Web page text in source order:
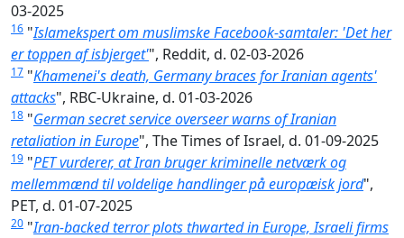
03-2025
16 "Islamekspert om muslimske Facebook-samtaler: 'Det her
er toppen af isbjerget'", Reddit, d. 02-03-2026
17 "Khamenei's death, Germany braces for Iranian agents'
attacks", RBC-Ukraine, d. 01-03-2026
18 "German secret service overseer warns of Iranian
retaliation in Europe", The Times of Israel, d. 01-09-2025
19 "PET vurderer, at Iran bruger kriminelle netværk og
mellemmænd til voldelige handlinger på europæisk jord",
PET, d. 01-07-2025
20 "Iran-backed terror plots thwarted in Europe, Israeli firms